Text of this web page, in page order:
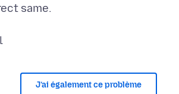
same.
J’ai également ce problème